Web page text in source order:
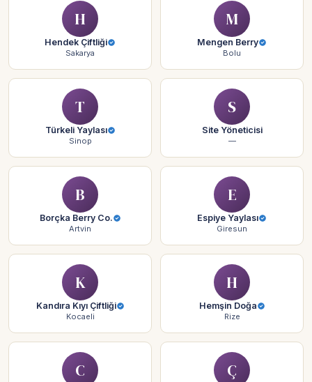
H
Hendek Çiftliği
Sakarya
M
Mengen Berry
Bolu
T
Türkeli Yaylası
Sinop
S
Site Yöneticisi
—
B
Borçka Berry Co.
Artvin
E
Espiye Yaylası
Giresun
K
Kandıra Kıyı Çiftliği
Kocaeli
H
Hemşin Doğa
Rize
C Ç